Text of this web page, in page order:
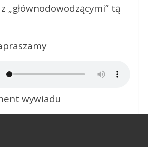
„głównodowodzącymi” tą
wywiadu